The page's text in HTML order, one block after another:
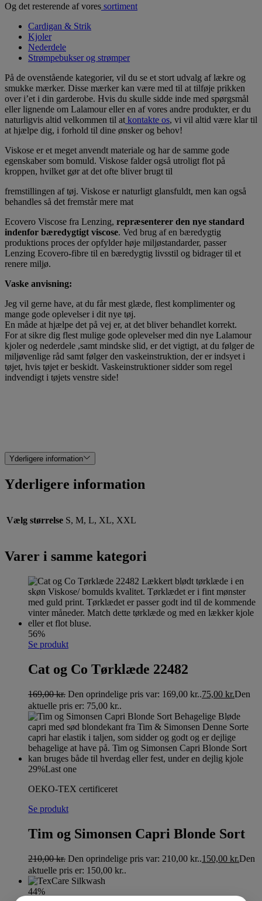
Og det resterende af vores sortiment
Cardigan & Strik
Kjoler
Nederdele
Strømpebukser og strømper
På de ovenstående kategorier, vil du se et stort udvalg af lækre og
smukke mærker. Disse mærker kan være med til at tilføje prikken
over i’et i din garderobe. Hvis du skulle sidde inde med spørgsmål
eller lignende om Lalamour eller en af vores andre produkter, er du
naturligvis altid velkommen til at kontakte os, vi vil altid være klar til
at hjælpe dig, i forhold til dine ønsker og behov!
Viskose er et meget anvendt materiale og har de samme gode
egenskaber som bomuld. Viskose falder også utroligt flot på
kroppen, hvilket gør at det ofte bliver brugt til
fremstillingen af tøj. Viskose er naturligt glansfuldt, men kan også
behandles så det fremstår mere mat
Ecovero Viscose fra Lenzing, repræsenterer den nye standard
indenfor bæredygtigt viscose. Ved brug af en bæredygtig
produktions proces der opfylder høje miljøstandarder, passer
Lenzing Ecovero-fibre til en bæredygtig livsstil og bidrager til et
renere miljø.
Vaske anvisning:
Jeg vil gerne have, at du får mest glæde, flest komplimenter og
mange gode oplevelser i dit nye tøj.
En måde at hjælpe det på vej er, at det bliver behandlet korrekt.
For at sikre dig flest mulige gode oplevelser med din nye Lalamour
kjoler og nederdele ,samt mindske slid, er det vigtigt, at du følger de
miljøvenlige råd samt følger den vaskeinstruktion, der er indsyet i
tøjet, hvis tøjet er beskidt. Vaskeinstruktioner sidder som regel
indvendigt i tøjets venstre side!
Yderligere information
Yderligere information
Vælg størrelse S, M, L, XL, XXL
Varer i samme kategori
56%
Se produkt
Cat og Co Tørklæde 22482
169,00kr. Den oprindelige pris var: 169,00 kr..75,00 kr.Den
aktuelle pris er: 75,00 kr..
29%Last one
OEKO-TEX certificeret
Se produkt
Tim og Simonsen Capri Blonde Sort
210,00kr. Den oprindelige pris var: 210,00 kr..150,00 kr.Den
aktuelle pris er: 150,00 kr..
44%